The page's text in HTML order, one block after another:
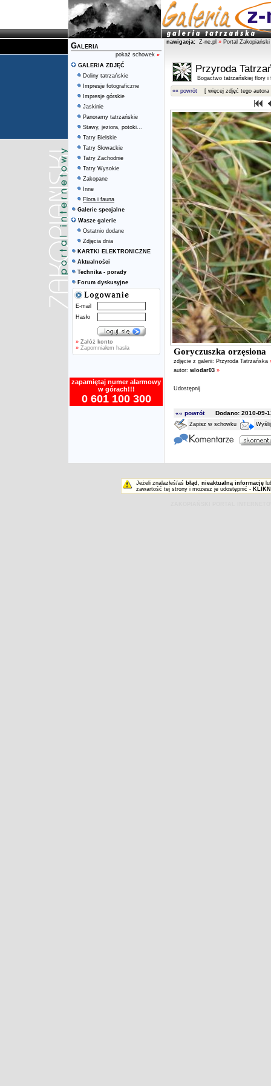
Galeria
pokaż schowek »
GALERIA ZDJĘĆ
Doliny tatrzańskie
Impresje fotograficzne
Impresje górskie
Jaskinie
Panoramy tatrzańskie
Stawy, jeziora, potoki...
Tatry Bielskie
Tatry Słowackie
Tatry Zachodnie
Tatry Wysokie
Zakopane
Inne
Flora i fauna
Galerie specjalne
Wasze galerie
Ostatnio dodane
Zdjęcia dnia
KARTKI ELEKTRONICZNE
Aktualności
Technika - porady
Forum dyskusyjne
E-mail
Hasło
» Załóż konto
» Zapomniałem hasła
zapamiętaj numer alarmowy
w górach!!!
0 601 100 300
nawigacja: Z-ne.pl » Portal Zakopiański
Przyroda
Bogactwo tatrzańskiej flory i
«« powrót [ więcej zdjęć tego autora
Goryczuszka orzęsiona
zdjęcie z galerii: Przyroda Tatrzańska
autor: wlodar03 »
Udostępnij
«« powrótDodano: 2010-09-
Zapisz w schowku
Jeżeli znalazłeś/aś błąd , nieaktualną informację
zawartość tej strony i możesz je udostępnić -